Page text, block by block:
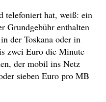
telefoniert hat, weiß: ein
Grundgebühr enthalten
der Toskana oder in
zwei Euro die Minute
der mobil ins Netz
sieben Euro pro MB